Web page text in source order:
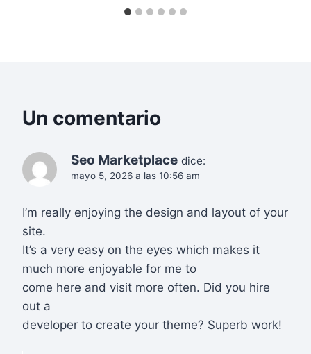
Un comentario
Seo Marketplace dice:
mayo 5, 2026 a las 10:56 am
I’m really enjoying the design and layout of your
site.
It’s a very easy on the eyes which makes it
much more enjoyable for me to
come here and visit more often. Did you hire
out a
developer to create your theme? Superb work!